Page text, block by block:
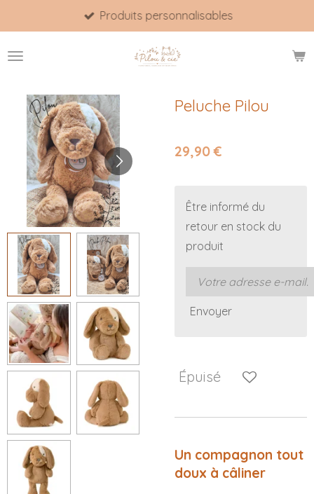
au
contenu
Produits personnalisables
Peluche Pilou
29,90 €
Être informé du
retour en stock du
produit
Envoyer
Épuisé
Un compagnon tout
doux à câliner